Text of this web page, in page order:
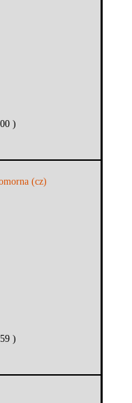
)
(cz)
)